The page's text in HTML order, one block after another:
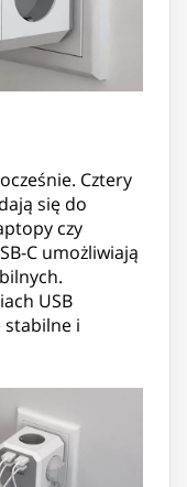
Cztery
się do
czy
C umożliwiają
USB
stabilne i